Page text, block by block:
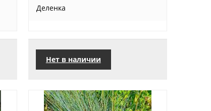
Деленка
Нет в наличии